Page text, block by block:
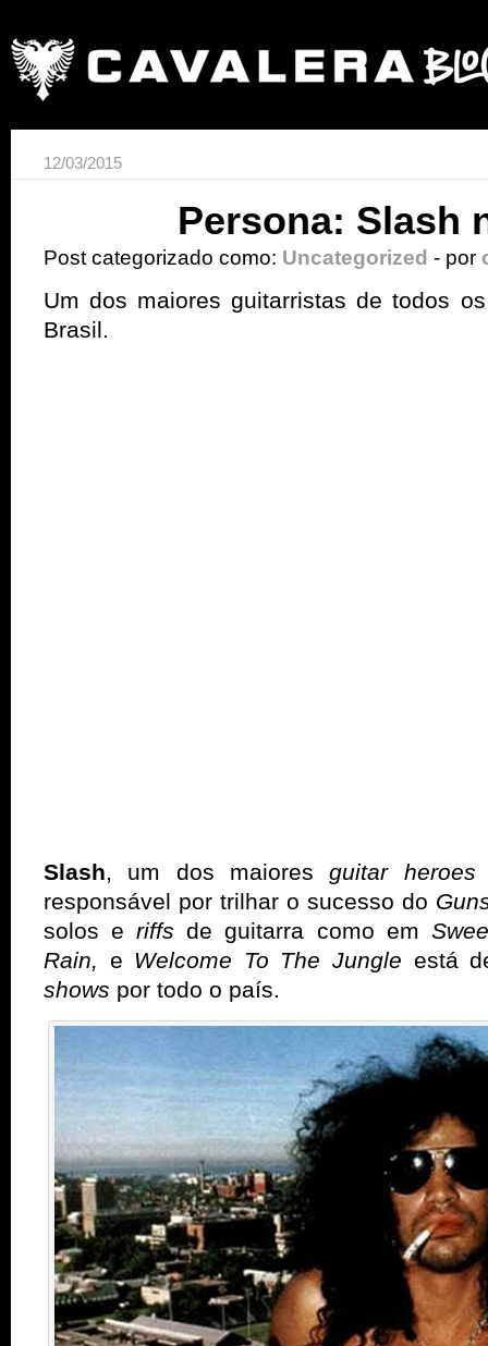
12/03/2015
Persona: Slash
Post categorizado como: Uncategorized - por
Um dos maiores guitarristas de todos
Brasil.
Slash, um dos maioresguitar
responsável por trilhar o sucesso do
solos eriffsde guitarra como em
Rain, e Welcome To The Jungle está
shows por todo o país.